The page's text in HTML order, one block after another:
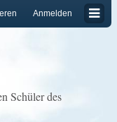
Anmelden
Schüler des